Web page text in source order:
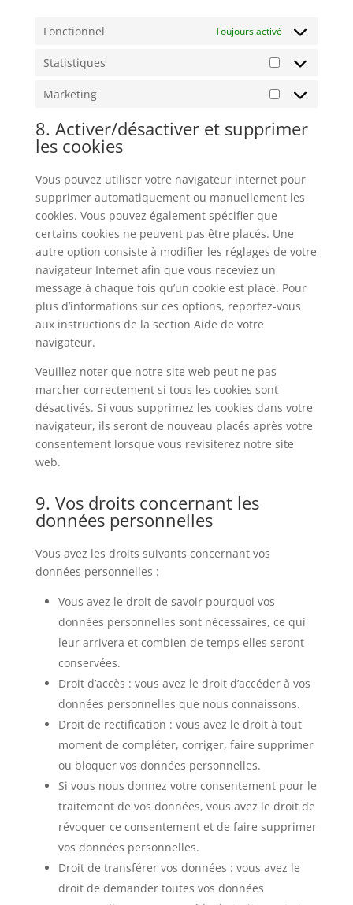
Fonctionnel Toujours activé
Statistiques
Statistiques
Marketing
Marketing
8. Activer/désactiver et supprimer
les cookies
Vous pouvez utiliser votre navigateur internet pour
supprimer automatiquement ou manuellement les
cookies. Vous pouvez également spécifier que
certains cookies ne peuvent pas être placés. Une
autre option consiste à modifier les réglages de votre
navigateur Internet afin que vous receviez un
message à chaque fois qu’un cookie est placé. Pour
plus d’informations sur ces options, reportez-vous
aux instructions de la section Aide de votre
navigateur.
Veuillez noter que notre site web peut ne pas
marcher correctement si tous les cookies sont
désactivés. Si vous supprimez les cookies dans votre
navigateur, ils seront de nouveau placés après votre
consentement lorsque vous revisiterez notre site
web.
9. Vos droits concernant les
données personnelles
Vous avez les droits suivants concernant vos
données personnelles :
Vous avez le droit de savoir pourquoi vos
données personnelles sont nécessaires, ce qui
leur arrivera et combien de temps elles seront
conservées.
Droit d’accès : vous avez le droit d’accéder à vos
données personnelles que nous connaissons.
Droit de rectification : vous avez le droit à tout
moment de compléter, corriger, faire supprimer
ou bloquer vos données personnelles.
Si vous nous donnez votre consentement pour le
traitement de vos données, vous avez le droit de
révoquer ce consentement et de faire supprimer
vos données personnelles.
Droit de transférer vos données : vous avez le
droit de demander toutes vos données